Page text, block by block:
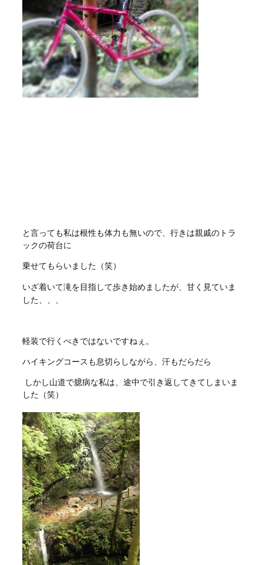
と言っても私は根性も体力も無いので、行きは親戚のトラ
ックの荷台に
乗せてもらいました（笑）
いざ着いて滝を目指して歩き始めましたが、甘く見ていま
した、、、
軽装で行くべきではないですねぇ。
ハイキングコースも息切らしながら、汗もだらだら
しかし山道で臆病な私は、途中で引き返してきてしまいま
した（笑）